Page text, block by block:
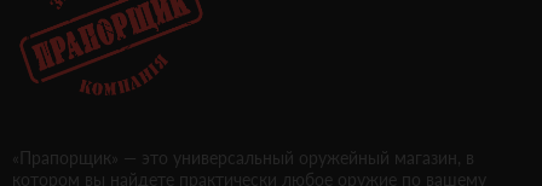
«Прапорщик» — это универсальный оружейный магазин, в
котором вы найдете практически любое оружие по вашему